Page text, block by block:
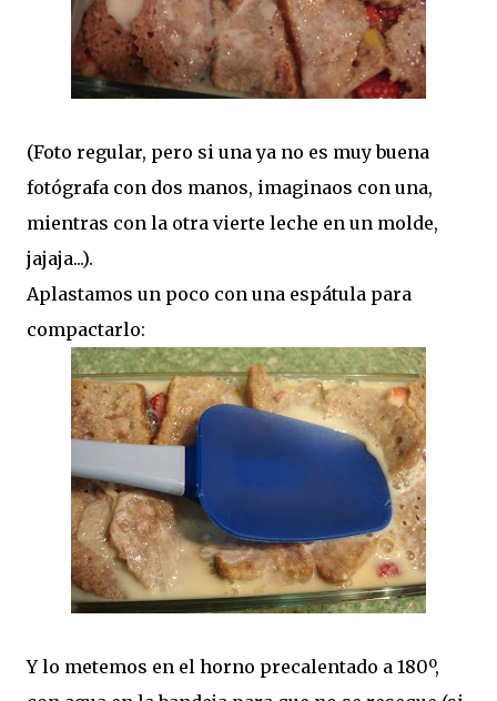
(Foto regular, pero si una ya no es muy buena
fotógrafa con dos manos, imaginaos con una,
mientras con la otra vierte leche en un molde,
jajaja...).
Aplastamos un poco con una espátula para
compactarlo:
Y lo metemos en el horno precalentado a 180º,